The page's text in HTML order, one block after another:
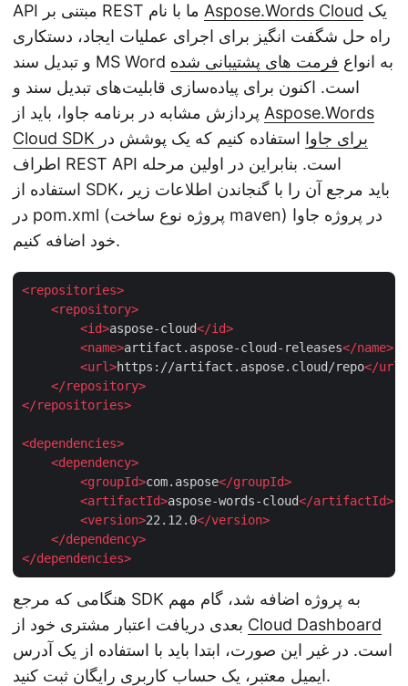
Aspose.Words Cloud
راه حل شگفت انگیز برای اجرای عملیات ایجاد، دستکاری
و تبدیل سند MS Word به انواع فرمت های پشتیبانی شده
است. اکنون برای پیاده‌سازی قابلیت‌های تبدیل سند و
Aspose.Words
Cloud SDK برای جاوا استفاده کنیم که یک پوشش در
اطراف REST API است. بنابراین در اولین مرحله
استفاده از SDK، باید مرجع آن را با گنجاندن اطلاعات زیر
در pom.xml (پروژه نوع ساخت maven) در پروژه جاوا
خود اضافه کنیم.
<repositories>
<repository>
<id>aspose-cloud</id>
<name>artifact.aspose-cloud-releases</name>
<url>https://artifact.aspose.cloud/repo</url
</repository>
</repositories>
<dependencies>
<dependency>
<groupId>com.aspose</groupId>
<artifactId>aspose-words-cloud</artifactId>
<version>22.12.0</version>
</dependency>
</dependencies>
هنگامی که مرجع SDK به پروژه اضافه شد، گام مهم
Cloud Dashboard
است. در غیر این صورت، ابتدا باید با استفاده از یک آدرس
ایمیل معتبر، یک حساب کاربری رایگان ثبت کنید.